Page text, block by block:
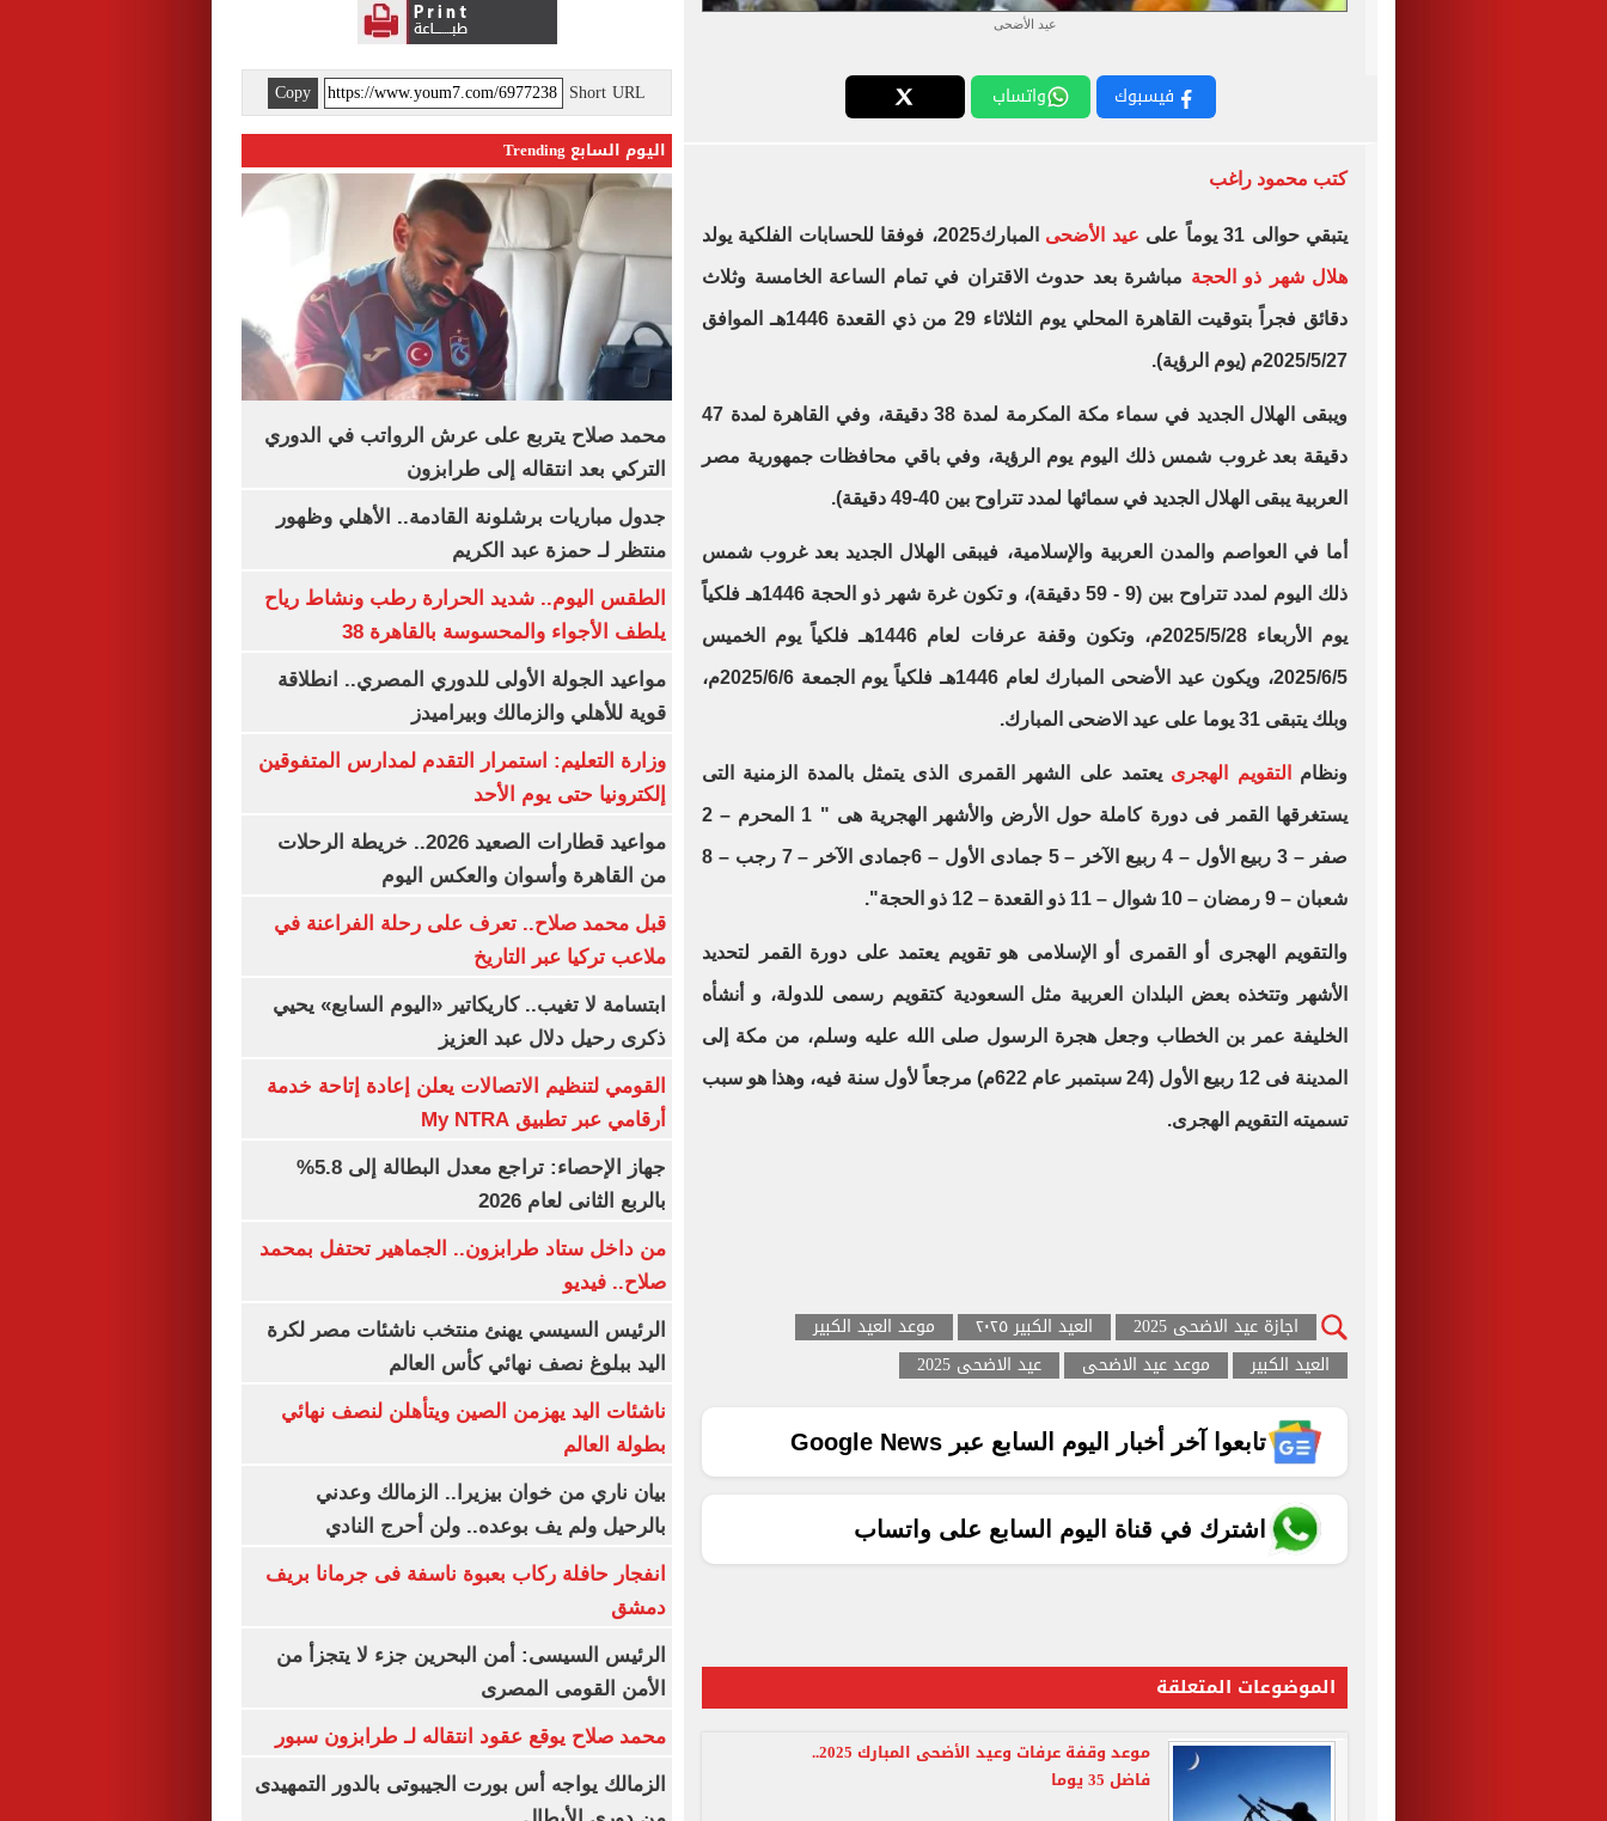
عيد الأضحى
فيسبوك واتساب
كتب محمود راغب
يتبقي حوالى 31 يوماً على عيد الأضحى المبارك2025، فوفقا للحسابات الفلكية يولد
هلال شهر ذو الحجة مباشرة بعد حدوث الاقتران في تمام الساعة الخامسة وثلاث
دقائق فجراً بتوقيت القاهرة المحلي يوم الثلاثاء 29 من ذي القعدة 1446هـ الموافق
2025/5/27م (يوم الرؤية).
ويبقى الهلال الجديد في سماء مكة المكرمة لمدة 38 دقيقة، وفي القاهرة لمدة 47
دقيقة بعد غروب شمس ذلك اليوم يوم الرؤية، وفي باقي محافظات جمهورية مصر
العربية يبقى الهلال الجديد في سمائها لمدد تتراوح بين 40-49 دقيقة).
أما في العواصم والمدن العربية والإسلامية، فيبقى الهلال الجديد بعد غروب شمس
ذلك اليوم لمدد تتراوح بين (9 - 59 دقيقة)، و تكون غرة شهر ذو الحجة 1446هـ فلكياً
يوم الأربعاء 2025/5/28م، وتكون وقفة عرفات لعام 1446هـ فلكياً يوم الخميس
2025/6/5، ويكون عيد الأضحى المبارك لعام 1446هـ فلكياً يوم الجمعة 2025/6/6م،
وبلك يتبقى 31 يوما على عيد الاضحى المبارك.
ونظام التقويم الهجرى يعتمد على الشهر القمرى الذى يتمثل بالمدة الزمنية التى
يستغرقها القمر فى دورة كاملة حول الأرض والأشهر الهجرية هى " 1 المحرم – 2
صفر – 3 ربيع الأول – 4 ربيع الآخر – 5 جمادى الأول – 6جمادى الآخر – 7 رجب – 8
شعبان – 9 رمضان – 10 شوال – 11 ذو القعدة – 12 ذو الحجة".
والتقويم الهجرى أو القمرى أو الإسلامى هو تقويم يعتمد على دورة القمر لتحديد
الأشهر وتتخذه بعض البلدان العربية مثل السعودية كتقويم رسمى للدولة، و أنشأه
الخليفة عمر بن الخطاب وجعل هجرة الرسول صلى الله عليه وسلم، من مكة إلى
المدينة فى 12 ربیع الأول (24 سبتمبر عام 622م) مرجعاً لأول سنة فيه، وهذا هو سبب
تسميته التقويم الهجرى.
اجازة عيد الاضحى 2025 العيد الكبير ٢٠٢٥
موعد العيد الكبير
العيد الكبير
موعد عيد الاضحى عيد الاضحى 2025
تابعوا آخر أخبار اليوم السابع عبر Google News
اشترك في قناة اليوم السابع على واتساب
الموضوعات المتعلقة
موعد وقفة عرفات وعيد الأضحى المبارك 2025..
فاضل 35 يوما
Short URL
Copy
اليوم السابع Trending
محمد صلاح يتربع على عرش الرواتب في الدوري
التركي بعد انتقاله إلى طرابزون
جدول مباريات برشلونة القادمة.. الأهلي وظهور
منتظر لـ حمزة عبد الكريم
الطقس اليوم.. شديد الحرارة رطب ونشاط رياح
يلطف الأجواء والمحسوسة بالقاهرة 38
مواعيد الجولة الأولى للدوري المصري.. انطلاقة
قوية للأهلي والزمالك وبيراميدز
وزارة التعليم: استمرار التقدم لمدارس المتفوقين
إلكترونيا حتى يوم الأحد
مواعيد قطارات الصعيد 2026.. خريطة الرحلات
من القاهرة وأسوان والعكس اليوم
قبل محمد صلاح.. تعرف على رحلة الفراعنة في
ملاعب تركيا عبر التاريخ
ابتسامة لا تغيب.. كاريكاتير «اليوم السابع» يحيي
ذكرى رحيل دلال عبد العزيز
القومي لتنظيم الاتصالات يعلن إعادة إتاحة خدمة
أرقامي عبر تطبيق My NTRA
جهاز الإحصاء: تراجع معدل البطالة إلى 5.8%
بالربع الثانى لعام 2026
من داخل ستاد طرابزون.. الجماهير تحتفل بمحمد
صلاح.. فيديو
الرئيس السيسي يهنئ منتخب ناشئات مصر لكرة
اليد ببلوغ نصف نهائي كأس العالم
ناشئات اليد يهزمن الصين ويتأهلن لنصف نهائي
بطولة العالم
بيان ناري من خوان بيزيرا.. الزمالك وعدني
بالرحيل ولم يف بوعده.. ولن أحرج النادي
انفجار حافلة ركاب بعبوة ناسفة فى جرمانا بريف
دمشق
الرئيس السيسى: أمن البحرين جزء لا يتجزأ من
الأمن القومى المصرى
محمد صلاح يوقع عقود انتقاله لـ طرابزون سبور
الزمالك يواجه أس بورت الجيبوتى بالدور التمهيدى